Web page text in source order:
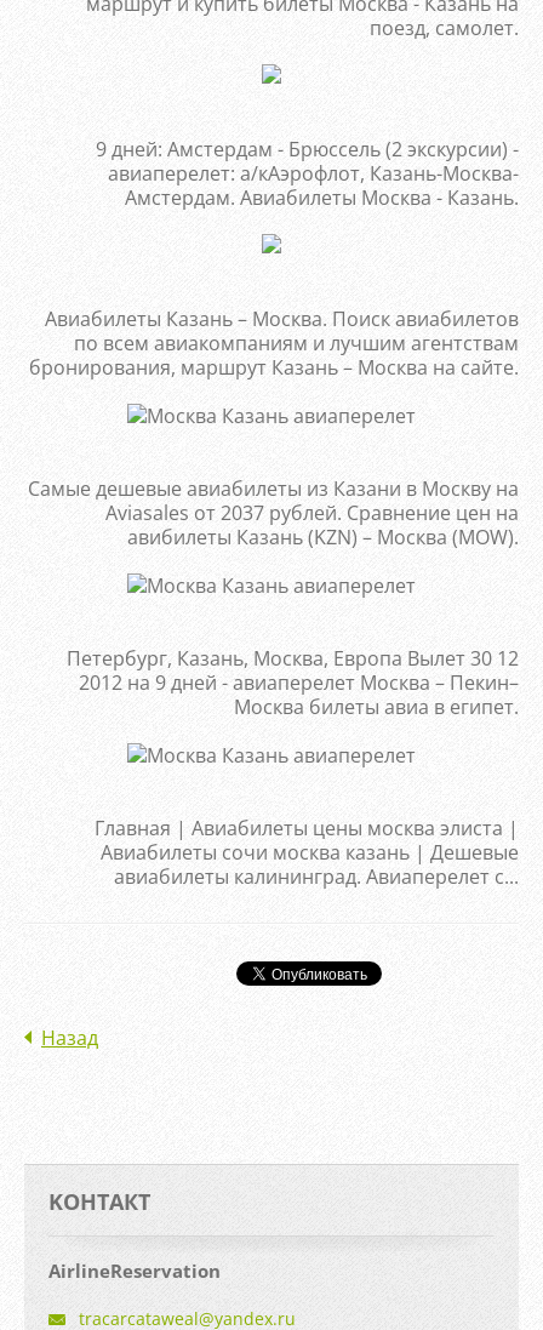
поезд, самолет.
9 дней: Амстердам - Брюссель (2 экскурсии) -
авиаперелет: а/кАэрофлот, Казань-Москва-
Амстердам. Авиабилеты Москва - Казань.
Авиабилеты Казань – Москва. Поиск авиабилетов
по всем авиакомпаниям и лучшим агентствам
бронирования, маршрут Казань – Москва на сайте.
Самые дешевые авиабилеты из Казани в Москву на
Aviasales от 2037 рублей. Сравнение цен на
авибилеты Казань (KZN) – Москва (MOW).
Петербург, Казань, Москва, Европа Вылет 30 12
2012 на 9 дней - авиаперелет Москва – Пекин–
Москва билеты авиа в египет.
Главная | Авиабилеты цены москва элиста |
Авиабилеты сочи москва казань | Дешевые
авиабилеты калининград. Авиаперелет с...
Назад
KOНТАКТ
AirlineReservation
tracarcataweal@yandex.ru